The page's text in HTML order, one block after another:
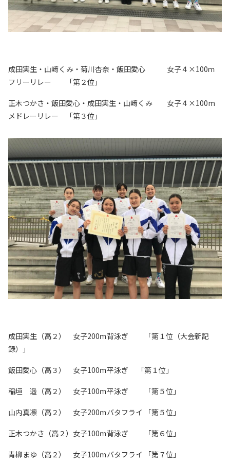
成田実生・山﨑くみ・菊川杏奈・飯田愛心 女子４×100ｍ
フリーリレー 「第２位」
正木つかさ・飯田愛心・成田実生・山﨑くみ 女子４×100m
メドレーリレー 「第３位」
成田実生（高２） 女子200ｍ背泳ぎ 「第１位（大会新記
録）」
飯田愛心（高３） 女子100ｍ平泳ぎ 「第１位」
稲垣 遥（高２） 女子100ｍ平泳ぎ 「第５位」
山内真凛（高２） 女子200ｍバタフライ 「第５位」
正木つかさ（高２）女子100ｍ背泳ぎ 「第６位」
青柳まゆ（高２） 女子100ｍバタフライ 「第７位」